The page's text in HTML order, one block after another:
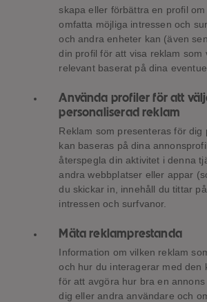
skapa eller förbättra en profil
omfatta möjliga intressen och
och andra enheter kan (även
din profil för att visa reklam som
relevant baserat på dina
Använda profiler för att
personaliserad reklam
Reklam som presenteras för dig
kan baseras på dina
återspegla din aktivitet i denna
andra webbplatser eller appar
du skickar in, innehåll du tittar
intressen och surfvanor.
Mäta reklamprestanda
Information om vilken reklam
och hur du interagerar med den
för att avgöra hur bra en
dig eller andra användare och